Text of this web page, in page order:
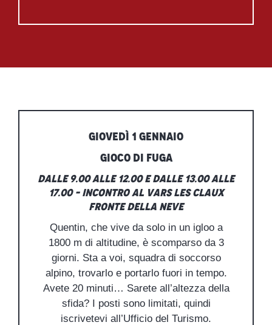
GIOVEDÌ 1 GENNAIO
Gioco di fuga
Dalle 9.00 alle 12.00 e dalle 13.00 alle
17.00 – Incontro al Vars les Claux
Fronte della Neve
Quentin, che vive da solo in un igloo a
1800 m di altitudine, è scomparso da 3
giorni. Sta a voi, squadra di soccorso
alpino, trovarlo e portarlo fuori in tempo.
Avete 20 minuti… Sarete all’altezza della
sfida? I posti sono limitati, quindi
iscrivetevi all’Ufficio del Turismo.